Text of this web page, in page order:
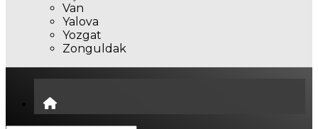
Van
Yalova
Yozgat
Zonguldak